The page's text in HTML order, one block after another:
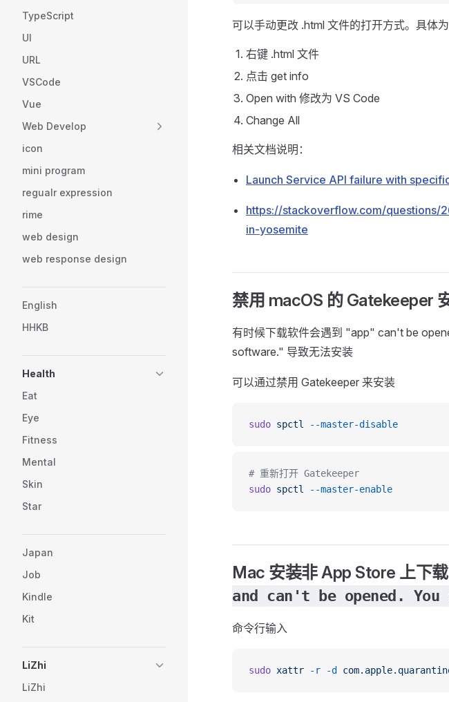
TypeScript
UI
URL
VSCode
Vue
Web Develop
icon
mini program
regualr expression
rime
web design
web response design
English
HHKB
Health
Eat
Eye
Fitness
Mental
Skin
Star
Japan
Job
Kindle
Kit
LiZhi
LiZhi
可以手动更改 .html 文件的打开方式。具体为
右键 .html 文件
点击 get info
Open with 修改为 VS Code
Change All
相关文档说明：
Launch Service API failure with
https://stackoverflow.com/questions/
in-yosemite
禁用 macOS 的 Gatekeeper
有时候下载软件会遇到 "app" can't be
software." 导致无法安装
可以通过禁用 Gatekeeper 来安装
sudo spctl --master-disable
# 重新打开 Gatekeeper
sudo spctl --master-enable
Mac 安装非 App Store 上下
and can't be opened.
命令行输入
sudo xattr -r -d